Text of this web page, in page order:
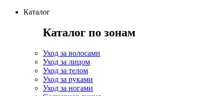
Каталог
Каталог по зонам
Уход за волосами
Уход за лицом
Уход за телом
Уход за руками
Уход за ногами